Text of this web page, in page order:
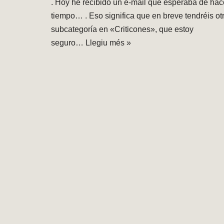
. Hoy he recibido un e-mail que esperaba de
tiempo… . Eso significa que en breve tendréis
subcategoría en «Criticones», que estoy
seguro… Llegiu més »